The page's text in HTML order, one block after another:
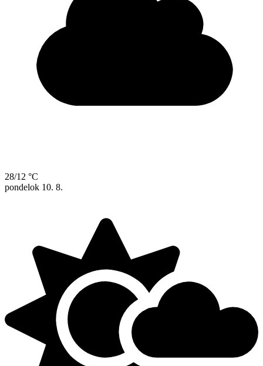
28/12 °C
pondelok 10. 8.